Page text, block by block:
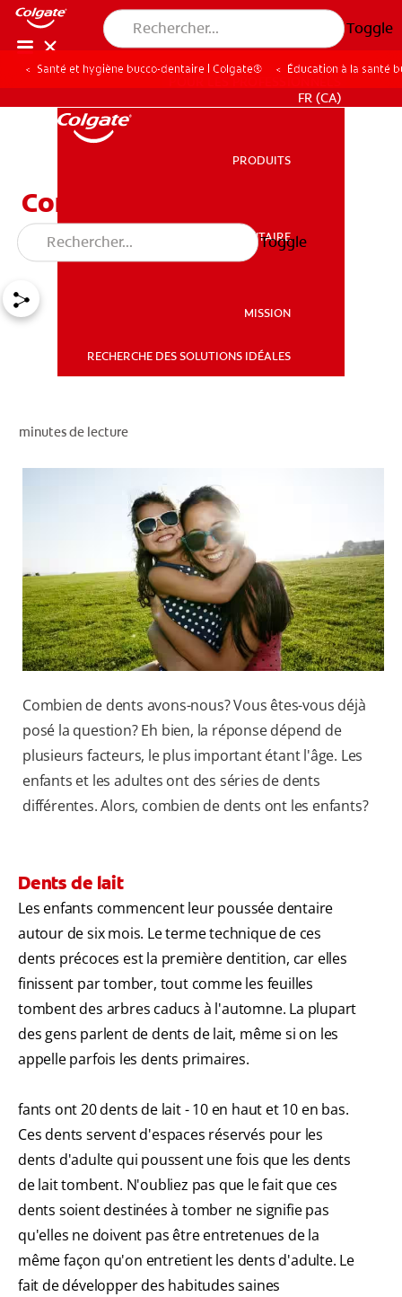
Toggle
SANTÉ BUCCO-DENTAIRE
POUR LES PROFESSIONNELS
FR (CA)
FR (CA)
PRODUITS
SANTÉ BUCCO-DENTAIRE
MISSION
RECHERCHE DES SOLUTIONS IDÉALES
Toggle
Santé et hygiène bucco-dentaire | Colgate® Éducation à la santé
Combien de dents avons-
nous?
minutes de lecture
Combien de dents avons-nous? Vous êtes-vous déjà
posé la question? Eh bien, la réponse dépend de
plusieurs facteurs, le plus important étant l'âge. Les
enfants et les adultes ont des séries de dents
différentes. Alors, combien de dents ont les enfants?
Dents de lait
Les enfants commencent leur poussée dentaire
autour de six mois. Le terme technique de ces
dents précoces est la première dentition, car elles
finissent par tomber, tout comme les feuilles
tombent des arbres caducs à l'automne. La plupart
des gens parlent de dents de lait, même si on les
appelle parfois les dents primaires.
fants ont 20 dents de lait - 10 en haut et 10 en bas.
Ces dents servent d'espaces réservés pour les
dents d'adulte qui poussent une fois que les dents
de lait tombent. N'oubliez pas que le fait que ces
dents soient destinées à tomber ne signifie pas
qu'elles ne doivent pas être entretenues de la
même façon qu'on entretient les dents d'adulte. Le
fait de développer des habitudes saines